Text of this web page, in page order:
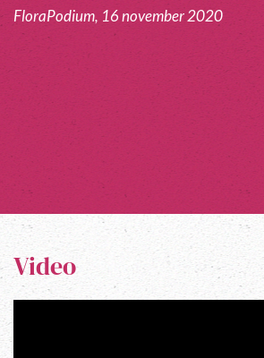
FloraPodium, 16 november 2020
Video